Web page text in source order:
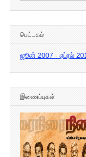
இதழ்கள்
பெட்டகம்
ஜூன் 2007 - ஏப்ரல்
இணைப்புகள்